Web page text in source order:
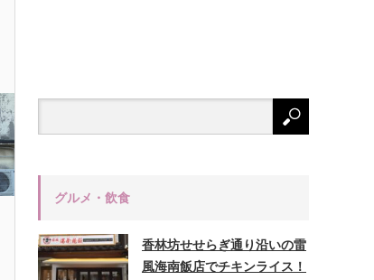
グルメ・飲食
香林坊せせらぎ通り沿いの雷
風海南飯店でチキンライス！